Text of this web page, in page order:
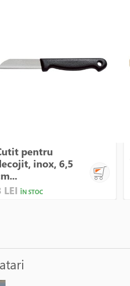
pentru
inox, 6,5
LEI ÎN STOC